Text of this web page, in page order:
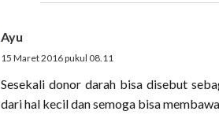
Ayu
15 Maret 2016 pukul 08.11
Sesekali donor darah bisa disebut
dari hal kecil dan semoga bisa